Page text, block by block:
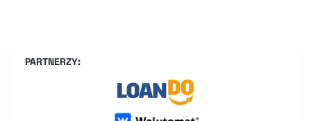
PARTNERZY: